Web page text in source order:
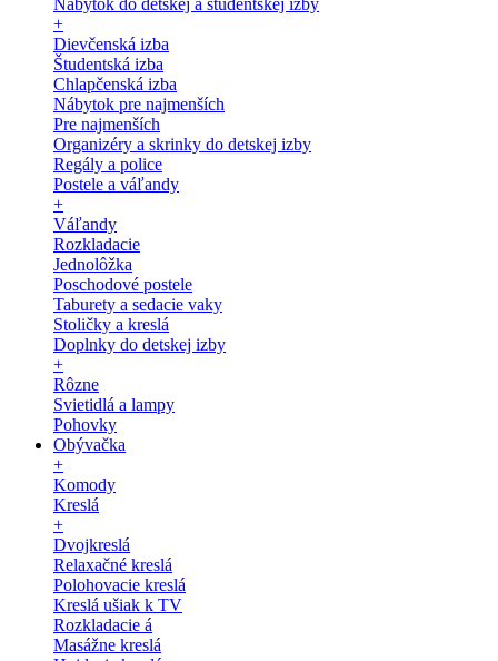
Nábytok do detskej a študentskej izby
+
Dievčenská izba
Študentská izba
Chlapčenská izba
Nábytok pre najmenších
Pre najmenších
Organizéry a skrinky do detskej izby
Regály a police
Postele a váľandy
+
Váľandy
Rozkladacie
Jednolôžka
Poschodové postele
Taburety a sedacie vaky
Stoličky a kreslá
Doplnky do detskej izby
+
Rôzne
Svietidlá a lampy
Pohovky
Obývačka
+
Komody
Kreslá
+
Dvojkreslá
Relaxačné kreslá
Polohovacie kreslá
Kreslá ušiak k TV
Rozkladacie á
Masážne kreslá